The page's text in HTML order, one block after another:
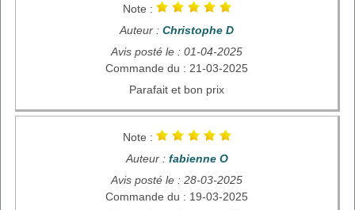
Note :
Auteur : Christophe D
Avis posté le : 01-04-2025
Commande du : 21-03-2025
Parafait et bon prix
Note :
Auteur : fabienne O
Avis posté le : 28-03-2025
Commande du : 19-03-2025